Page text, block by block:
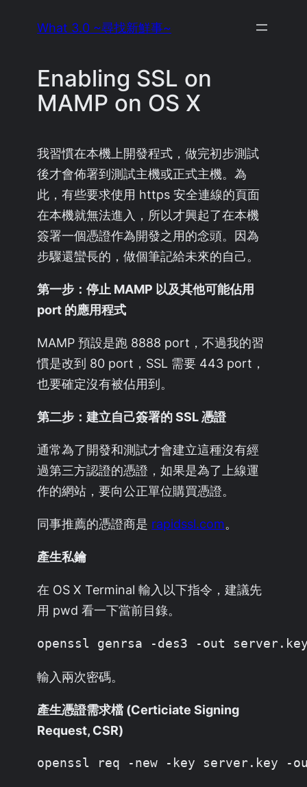
What 3.0 ~尋找新鮮事~
Enabling SSL on
MAMP on OS X
我習慣在本機上開發程式，做完初步測試
後才會佈署到測試主機或正式主機。為
此，有些要求使用 https 安全連線的頁面
在本機就無法進入，所以才興起了在本機
簽署一個憑證作為開發之用的念頭。因為
步驟還蠻長的，做個筆記給未來的自己。
第一步：停止 MAMP 以及其他可能佔用
port 的應用程式
MAMP 預設是跑 8888 port，不過我的習
慣是改到 80 port，SSL 需要 443 port，
也要確定沒有被佔用到。
第二步：建立自己簽署的 SSL 憑證
通常為了開發和測試才會建立這種沒有經
過第三方認證的憑證，如果是為了上線運
作的網站，要向公正單位購買憑證。
同事推薦的憑證商是 rapidssl.com。
產生私鑰
在 OS X Terminal 輸入以下指令，建議先
用 pwd 看一下當前目錄。
openssl genrsa -des3 -out
輸入兩次密碼。
產生憑證需求檔 (Certiciate Signing
Request, CSR)
openssl req -new -key server.key -